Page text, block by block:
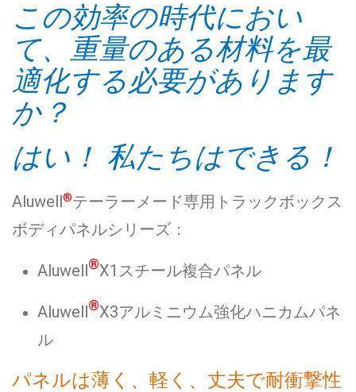
この効率の時代におい
て、重量のある材料を最
適化する必要があります
か？
はい！ 私たちはできる！
Aluwell®テーラーメード専用トラックボックス
ボディパネルシリーズ：
Aluwell®X1スチール複合パネル
Aluwell®X3アルミニウム強化ハニカムパネ
ル
パネルは薄く、軽く、丈夫で耐衝撃性